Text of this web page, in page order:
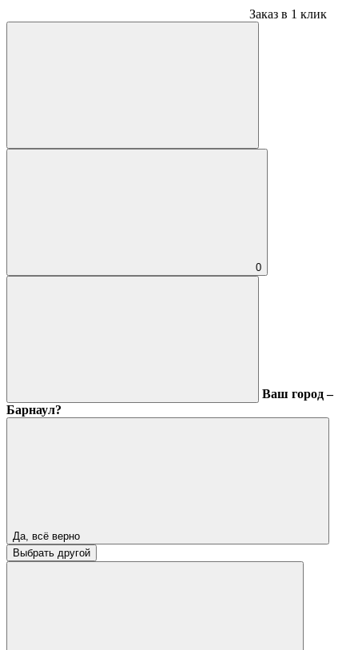
Заказ в 1 клик
0
Ваш город –
Барнаул?
Да, всё верно
Выбрать другой